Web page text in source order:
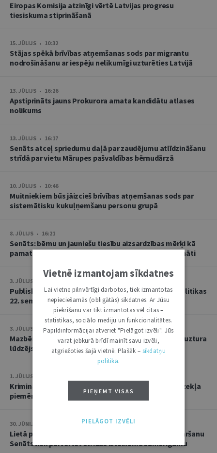
Eiropas Komisija atzinīgi vērtē Latvijas progresu
tiesiskuma stiprināšanā
15. JŪLIJS • 10:32
Stājas spēkā brīvības atņemšanas sods par migrantu
nodrošināšanu ar iespēju nelikumīgi uzturēties Latvijā
13. JŪLIJS • 16:26
Apstiprināts jauns Prokurora amata kandidātu atlases
nolikums
13. JŪLIJS • 16:17
Senāts atceļ spriedumu daļā par zaudējumu atlīdzināšanu
strīdā par vietu Mārupes pašvaldības bērnudārzā
10. JŪLIJS • 10:46
Muitniekiem būs jāizcieš brīvības atņemšanas sods par
sistemātisku kukuļņemšanu personu grupā
8. JŪLIJS • 16:21
Senāts: bērnu un jauniešu tiesību aizsardzības mērķi kā
pamatu atbrīvojumam no PVN nevar tulkot paplašināti
3. JŪLIJS • 18:23
Publisko tiesību institūta konstitucionālās tiesībpolitikas
22. seminārs
3. JŪLIJS • 14:45
Mazbērniem nav pienākuma uzturēt vecvecākus, ja uztura
lūdzējs nav par viņiem rūpējies
1. JŪLIJS • 17:38
Kriminālsoda un medicīniska rakstura piespiedu līdzekļa
piemērošana savstarpēji viens otru neizslēdz
30. JŪNIJS • 14:58
Lietā par namu pārvaldnieces goda un cieņas aizskaršanu
Senāts liek pārvērtēt strīdus izteikumu samērīgumu
Vietnē izmantojam sīkdatnes
Lai vietne pilnvērtīgi darbotos, tiek izmantotas
nepieciešamās (obligātās) sīkdatnes. Ar Jūsu
piekrišanu var tikt izmantotas vēl citas –
statistikas, sociālo mediju un funkcionalitātes.
Papildinformācijai atveriet "Pielāgot izvēli". Jūs
varat jebkurā brīdī mainīt savu izvēli,
atgriežoties šajā vietnē. Plašāk – sīkdatņu
politikā.
PIEŅEMT VISAS
PIELĀGOT IZVĒLI